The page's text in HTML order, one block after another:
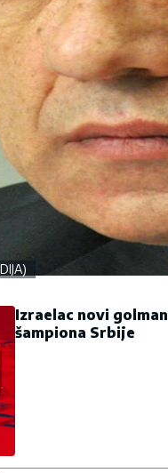
Izraelac novi golman
šampiona Srbije